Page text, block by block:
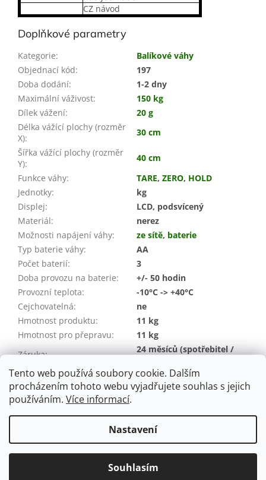
Tento web používá soubory cookie. Dalším
procházením tohoto webu vyjadřujete souhlas s jejich
používáním. Více informací.
Nastavení
Souhlasím
CZ návod
Doplňkové parametry
Kategorie:
Balíkové váhy
Objednací kód:
197
Doba dodání:
1-2 dny
Maximální váživost:
150 kg
Dílek vážení:
20 g
Délka vážící plochy (rozměr
X):
30 cm
Šířka vážící plochy (rozměr
Y):
40 cm
Funkce váhy: TARE, ZERO, HOLD
Jednotky:
kg
Displej:
LCD, podsvícený
Materiál:
nerez
Možnosti napájení váhy: ze sítě, baterie
Typ baterie váhy:
AA
Počet baterií:
3
Doba provozu na baterie:
+/- 50 hodin
Provozní teplota:
-10°C -> +40°C
Cejchovatelná:
ne
Hmotnost produktu:
11 kg
Hmotnost pro přepravu:
11 kg
Záruka:
24 měsíců (spotřebitel /
EAN
08594219561558
Vytvořil Shoptet
ST Shop. Všechna práva vyhrazena.